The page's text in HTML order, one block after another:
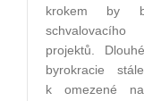
krokem by
schvalovacího
projektů.
byrokracie
k omezené